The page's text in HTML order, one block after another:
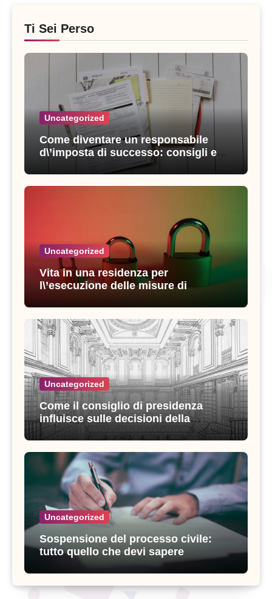
Ti Sei Perso
Uncategorized
Come diventare un responsabile
d\’imposta di successo: consigli e
strategie vincenti
Uncategorized
Vita in una residenza per
l\’esecuzione delle misure di
Uncategorized
Come il consiglio di presidenza
influisce sulle decisioni della
giustizia amministrativa
Uncategorized
Sospensione del processo civile:
tutto quello che devi sapere